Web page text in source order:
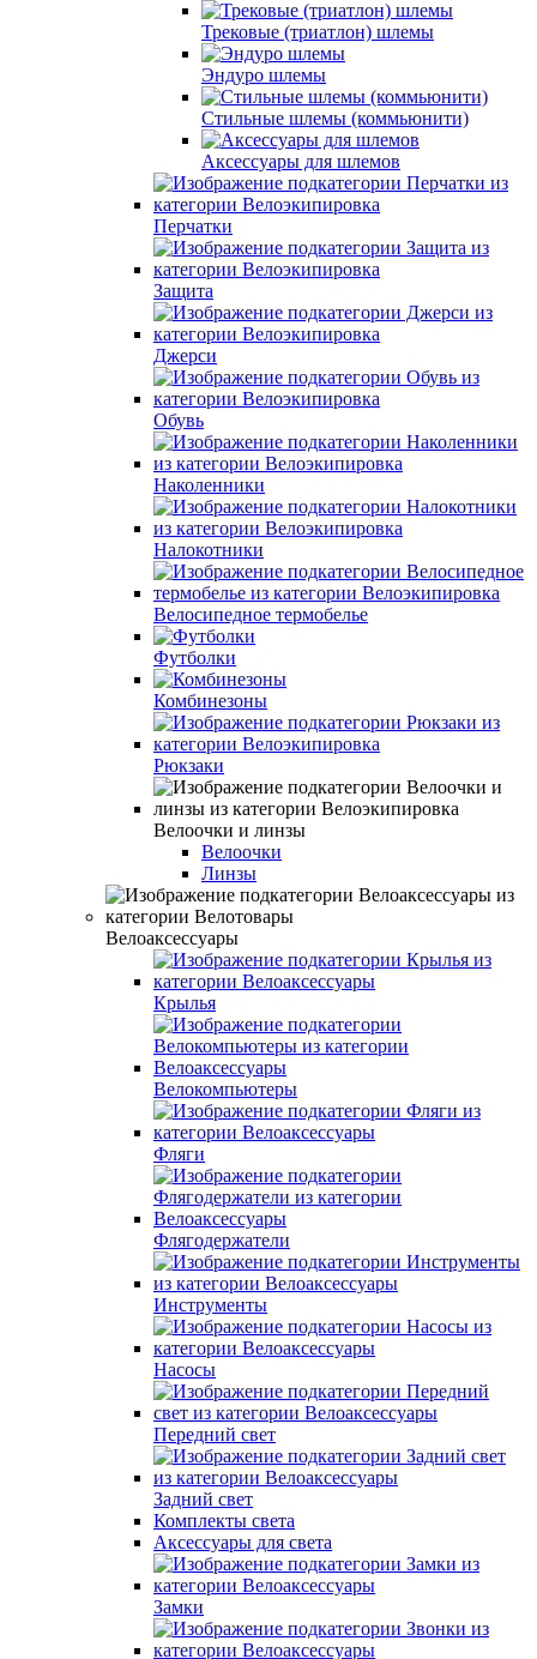
Трековые (триатлон) шлемы
Эндуро шлемы
Стильные шлемы (коммьюнити)
Аксессуары для шлемов
Перчатки
Защита
Джерси
Обувь
Наколенники
Налокотники
Велосипедное термобелье
Футболки
Комбинезоны
Рюкзаки
Велоочки и линзы
Велоочки
Линзы
Велоаксессуары
Крылья
Велокомпьютеры
Фляги
Флягодержатели
Инструменты
Насосы
Передний свет
Задний свет
Комплекты света
Аксессуары для света
Замки